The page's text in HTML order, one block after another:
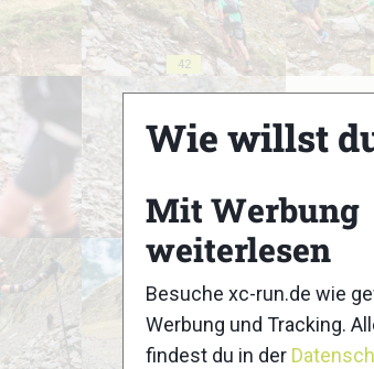
42
47
Wie willst
Mit Werbung
weiterlesen
Besuche xc-run.de wie
Werbung und Tracking.
findest du in der